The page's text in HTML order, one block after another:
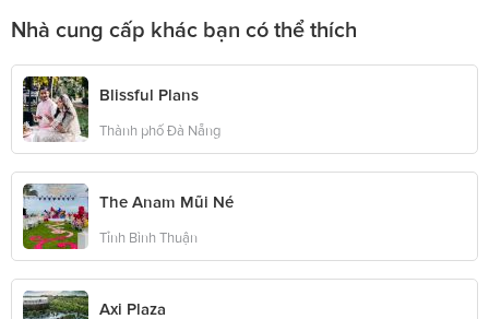
Nhà cung cấp khác bạn có thể thích
Blissful Plans
Thành phố Đà Nẵng
The Anam Mũi Né
Tỉnh Bình Thuận
Axi Plaza